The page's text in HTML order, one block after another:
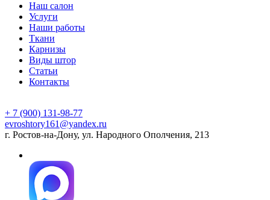
Наш салон
Услуги
Наши работы
Ткани
Карнизы
Виды штор
Статьи
Контакты
+ 7 (900) 131-98-77
evroshtory161@yandex.ru
г. Ростов-на-Дону, ул. Народного Ополчения, 213